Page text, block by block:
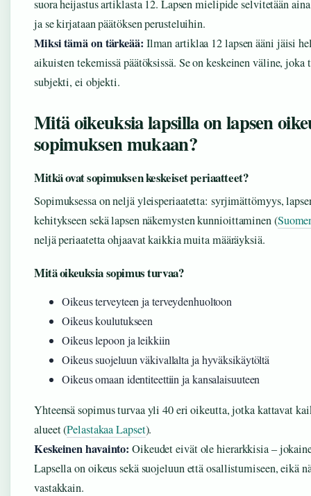
suora heijastus artiklasta 12. Lapsen mielipide selvitetään
ja se kirjataan päätöksen perusteluihin.
Miksi tämä on tärkeää: Ilman artiklaa 12 lapsen ääni jäisi
aikuisten tekemissä päätöksissä. Se on keskeinen väline, joka
subjekti, ei objekti.
Mitä oikeuksia lapsilla on lapsen
sopimuksen mukaan?
Mitkä ovat sopimuksen keskeiset periaatteet?
Sopimuksessa on neljä yleisperiaatetta: syrjimättömyys,
kehitykseen sekä lapsen näkemysten kunnioittaminen (
neljä periaatetta ohjaavat kaikkia muita määräyksiä.
Mitä oikeuksia sopimus turvaa?
Oikeus terveyteen ja terveydenhuoltoon
Oikeus koulutukseen
Oikeus lepoon ja leikkiin
Oikeus suojeluun väkivallalta ja hyväksikäytöltä
Oikeus omaan identiteettiin ja kansalaisuuteen
Yhteensä sopimus turvaa yli 40 eri oikeutta, jotka kattavat
alueet (Pelastakaa Lapset).
Keskeinen havainto: Oikeudet eivät ole hierarkkisia –
Lapsella on oikeus sekä suojeluun että osallistumiseen, eikä
vastakkain.